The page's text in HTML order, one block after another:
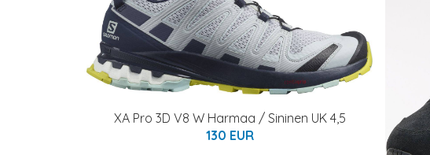
XA Pro 3D V8 W Harmaa / Sininen UK 4,5
130 EUR